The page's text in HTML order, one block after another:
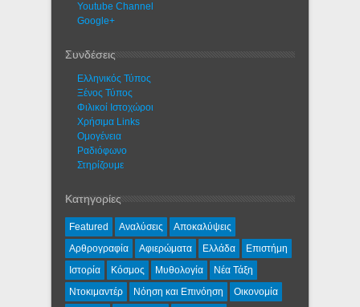
Youtube Channel
Google+
Συνδέσεις
Ελληνικός Τύπος
Ξένος Τύπος
Φιλικοί Ιστοχώροι
Χρήσιμα Links
Ομογένεια
Ραδιόφωνο
Στηρίζουμε
Κατηγορίες
Featured Αναλύσεις
Αποκαλύψεις
Αρθρογραφία
Αφιερώματα Ελλάδα
Επιστήμη
Ιστορία
Κόσμος Μυθολογία
Νέα Τάξη
Ντοκιμαντέρ
Νόηση και Επινόηση Οικονομία